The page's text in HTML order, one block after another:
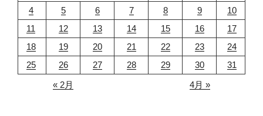
4
5 6 7 8 9
10
11
12 13 14 15 16
17
18
19 20 21 22 23
24
25
26 27 28 29 30
31
« 2月
4月 »